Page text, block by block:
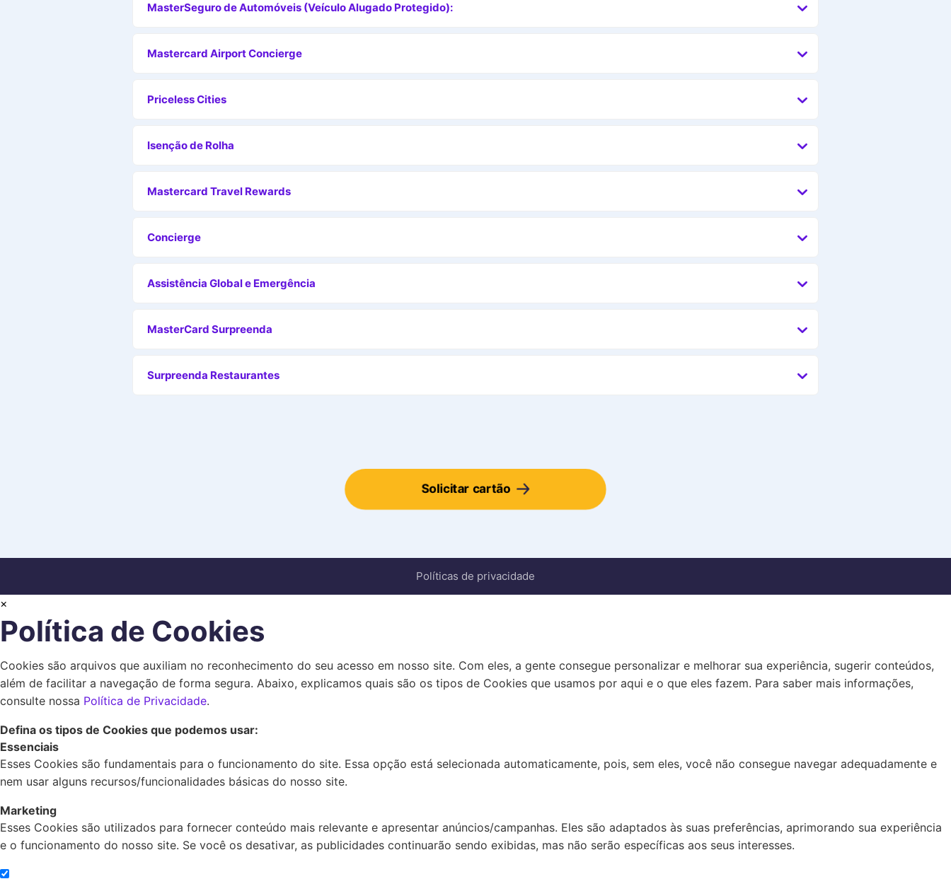
MasterSeguro de Automóveis (Veículo Alugado Protegido):
Mastercard Airport Concierge
Priceless Cities
Isenção de Rolha
Mastercard Travel Rewards
Concierge
Assistência Global e Emergência
MasterCard Surpreenda
Surpreenda Restaurantes
Solicitar cartão
Políticas de privacidade
×
Política de Cookies
Cookies são arquivos que auxiliam no reconhecimento do seu acesso em nosso site. Com eles, a gente consegue personalizar e melhorar sua experiência, sugerir conteúdos,
além de facilitar a navegação de forma segura. Abaixo, explicamos quais são os tipos de Cookies que usamos por aqui e o que eles fazem. Para saber mais informações,
consulte nossa Política de Privacidade.
Defina os tipos de Cookies que podemos usar:
Essenciais
Esses Cookies são fundamentais para o funcionamento do site. Essa opção está selecionada automaticamente, pois, sem eles, você não consegue navegar adequadamente e
nem usar alguns recursos/funcionalidades básicas do nosso site.
Marketing
Esses Cookies são utilizados para fornecer conteúdo mais relevante e apresentar anúncios/campanhas. Eles são adaptados às suas preferências, aprimorando sua experiência
e o funcionamento do nosso site. Se você os desativar, as publicidades continuarão sendo exibidas, mas não serão específicas aos seus interesses.